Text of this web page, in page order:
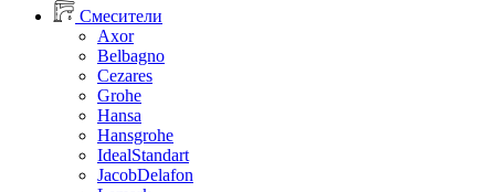
Смесители
Axor
Belbagno
Cezares
Grohe
Hansa
Hansgrohe
IdealStandart
JacobDelafon